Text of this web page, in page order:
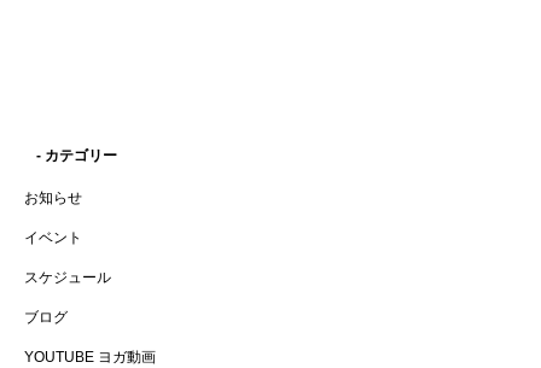
- カテゴリー
お知らせ
イベント
スケジュール
ブログ
YOUTUBE ヨガ動画